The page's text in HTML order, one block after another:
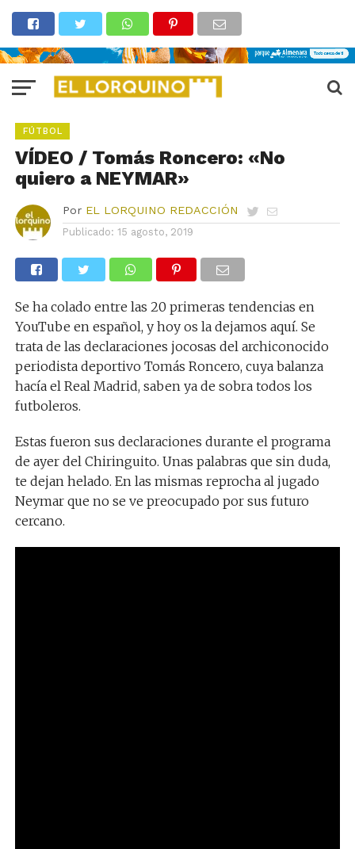
FÚTBOL
VÍDEO / Tomás Roncero: «No
quiero a NEYMAR»
Por EL LORQUINO REDACCIÓN
Publicado: 15 agosto, 2019
Se ha colado entre las 20 primeras tendencias en
YouTube en español, y hoy os la dejamos aquí. Se
trata de las declaraciones jocosas del archiconocido
periodista deportivo Tomás Roncero, cuya balanza
hacía el Real Madrid, saben ya de sobra todos los
futboleros.
Estas fueron sus declaraciones durante el programa
de ayer del Chiringuito. Unas palabras que sin duda,
te dejan helado. En las mismas reprocha al jugado
Neymar que no se ve preocupado por sus futuro
cercano.